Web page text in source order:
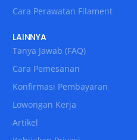
Cara Perawatan Filament
LAINNYA
Tanya Jawab (FAQ)
Cara Pemesanan
Konfirmasi Pembayaran
Lowongan Kerja
Artikel